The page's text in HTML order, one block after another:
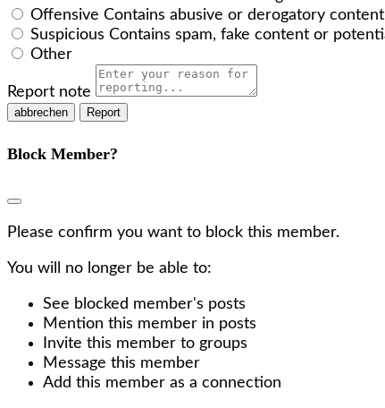
Offensive Contains abusive or derogatory content
Suspicious Contains spam, fake content or
Other
Report note
Report
Block Member?
Please confirm you want to block this member.
You will no longer be able to:
See blocked member's posts
Mention this member in posts
Invite this member to groups
Message this member
Add this member as a connection